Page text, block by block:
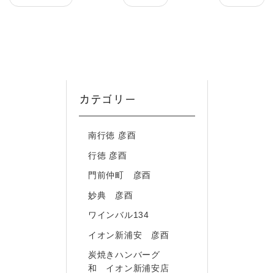
カテゴリー
南行徳 彦酉
行徳 彦酉
門前仲町 彦酉
妙典 彦酉
ワインバル134
イオン新浦安 彦酉
炭焼きハンバーグ
和 イオン新浦安店